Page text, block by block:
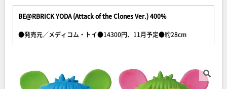
BE@RBRICK YODA (Attack of the Clones Ver.) 400%
●発売元／メディコム・トイ●14300円、11月予定●約28cm